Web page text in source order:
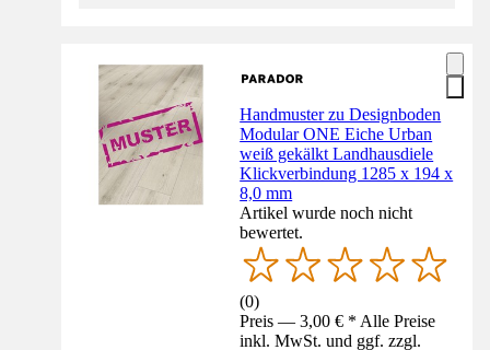
Handmuster zu Designboden
Modular ONE Eiche Urban
weiß gekälkt Landhausdiele
Klickverbindung 1285 x 194 x
8,0 mm
Artikel wurde noch nicht
bewertet.
(0)
Preis — 3,00 € * Alle Preise
inkl. MwSt. und ggf. zzgl.